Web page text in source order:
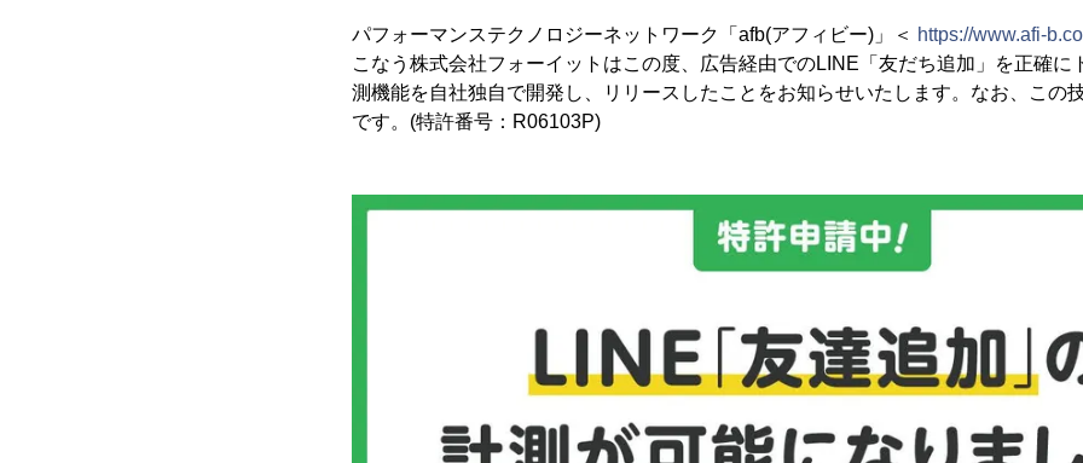
パフォーマンステクノロジーネットワーク「afb(アフィビー)」＜ https://www.afi-
こなう株式会社フォーイットはこの度、広告経由でのLINE「友だち追加」を正確に
測機能を自社独自で開発し、リリースしたことをお知らせいたします。なお、この
です。(特許番号：R06103P)